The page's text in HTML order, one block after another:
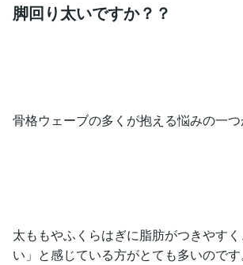
脚回り太いですか？？
骨格ウェーブの多くが抱える悩みの一つ
太ももやふくらはぎに脂肪がつきやす
い」と感じている方がとても多いのです